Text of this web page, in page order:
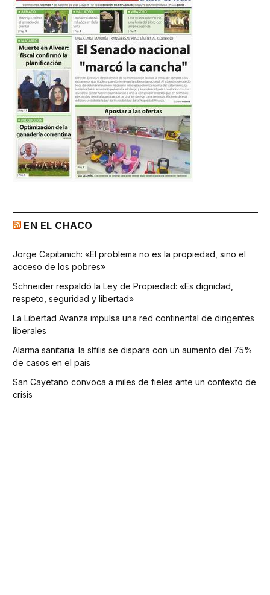
EN EL CHACO
Jorge Capitanich: «El problema no es la propiedad, sino el
acceso de los pobres»
Schneider respaldó la Ley de Propiedad: «Es dignidad,
respeto, seguridad y libertad»
La Libertad Avanza impulsa una red continental de dirigentes
liberales
Alarma sanitaria: la sífilis se dispara con un aumento del 75%
de casos en el país
San Cayetano convoca a miles de fieles ante un contexto de
crisis